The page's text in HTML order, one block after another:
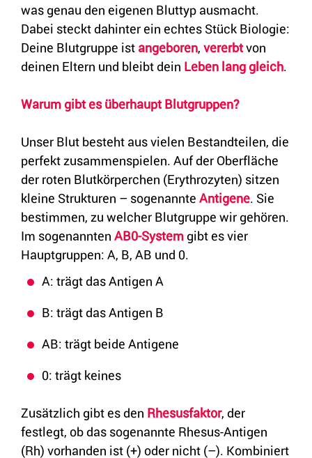
was genau den eigenen Bluttyp ausmacht.
Dabei steckt dahinter ein echtes Stück Biologie:
Deine Blutgruppe ist angeboren, vererbtvon
deinen Eltern und bleibt dein Leben lang gleich.
Warum gibt es überhaupt Blutgruppen?
Unser Blut besteht aus vielen Bestandteilen, die
perfekt zusammenspielen. Auf der Oberfläche
der roten Blutkörperchen (Erythrozyten) sitzen
kleine Strukturen – sogenannte Antigene. Sie
bestimmen, zu welcher Blutgruppe wir gehören.
Im sogenannten AB0-Systemgibt es vier
Hauptgruppen: A, B, AB und 0.
A: trägt das Antigen A
B: trägt das Antigen B
AB: trägt beide Antigene
0: trägt keines
Zusätzlich gibt es den Rhesusfaktor, der
festlegt, ob das sogenannte Rhesus-Antigen
(Rh) vorhanden ist (+) oder nicht (–). Kombiniert